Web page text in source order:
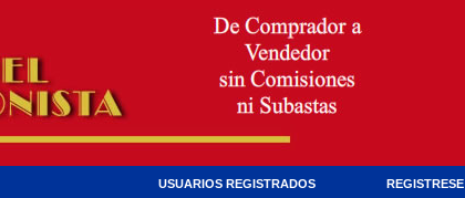
USUARIOS REGISTRADOS REGISTRESE